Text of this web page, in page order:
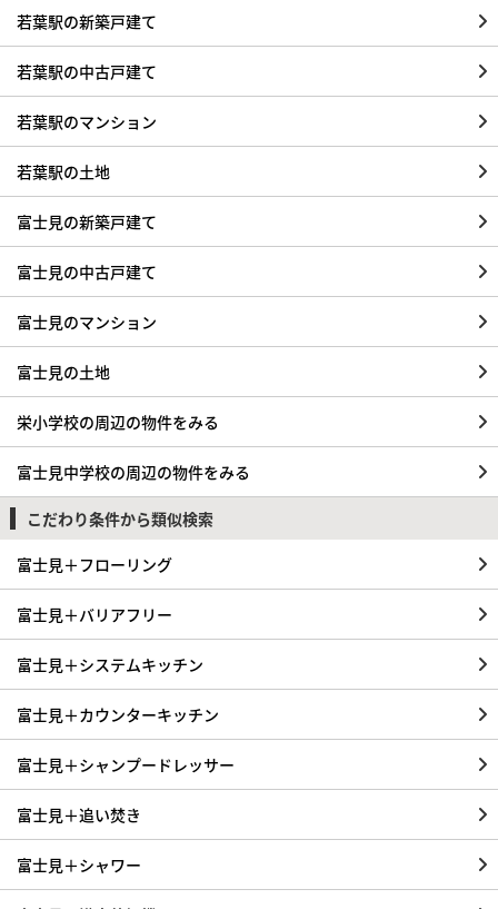
若葉駅の新築戸建て
若葉駅の中古戸建て
若葉駅のマンション
若葉駅の土地
富士見の新築戸建て
富士見の中古戸建て
富士見のマンション
富士見の土地
栄小学校の周辺の物件をみる
富士見中学校の周辺の物件をみる
こだわり条件から類似検索
富士見＋フローリング
富士見＋バリアフリー
富士見＋システムキッチン
富士見＋カウンターキッチン
富士見＋シャンプードレッサー
富士見＋追い焚き
富士見＋シャワー